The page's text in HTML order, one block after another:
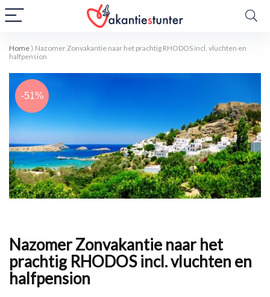
Home ⟩ Nazomer Zonvakantie naar het prachtig RHODOS incl. vluchten en
halfpension
-51%
Nazomer Zonvakantie naar het
prachtig RHODOS incl. vluchten en
halfpension